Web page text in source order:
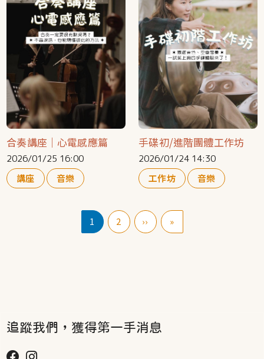
合奏講座｜心電感應篇
2026/01/25 16:00
講座
音樂
手碟初/進階團體工作坊
2026/01/24 14:30
工作坊
音樂
1 2 ›› 下一頁
»Last page
追蹤我們，獲得第一手消息